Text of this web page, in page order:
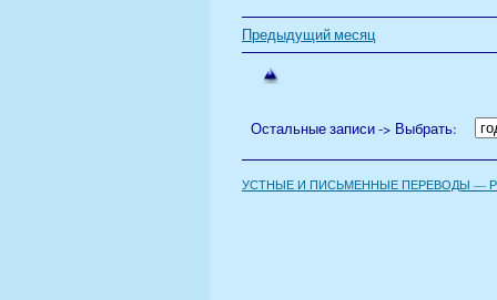
Предыдущий месяц
Остальные записи -> Выбрать:
УСТНЫЕ И ПИСЬМЕННЫЕ ПЕРЕВОДЫ —